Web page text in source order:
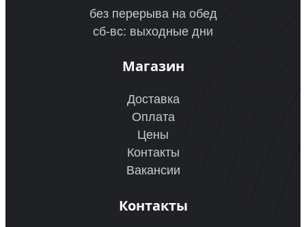
без перерыва на обед
сб-вс: выходные дни
Магазин
Доставка
Оплата
Цены
Контакты
Вакансии
Контакты